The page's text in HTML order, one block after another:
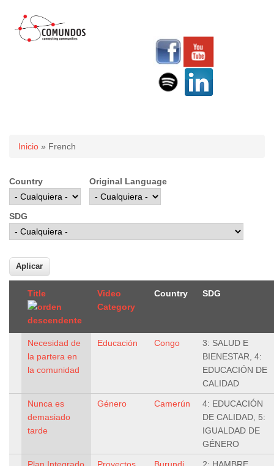
Usted está aquí
Inicio » French
Country Original Language
SDG
Title
Video
Category
Country SDG
Necesidad de
la partera en
la comunidad
Educación Congo
3: SALUD E
BIENESTAR, 4:
EDUCACIÓN DE
CALIDAD
Nunca es
demasiado
tarde
Género Camerún
4: EDUCACIÓN
DE CALIDAD, 5:
IGUALDAD DE
GÉNERO
Plan Integrado
Proyectos
Burundi
2: HAMBRE